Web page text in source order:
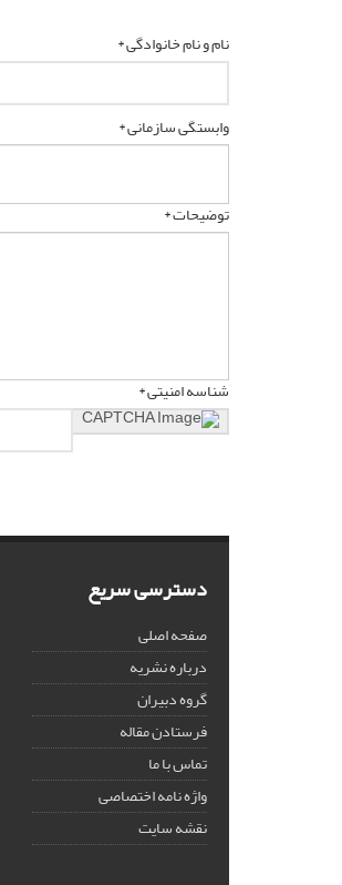
نام و نام خانوادگی *
وابستگی سازمانی *
توضیحات *
شناسه امنیتی *
دسترسی سریع
صفحه اصلی
درباره نشریه
گروه دبیران
فرستادن مقاله
تماس با ما
واژه نامه اختصاصی
نقشه سایت